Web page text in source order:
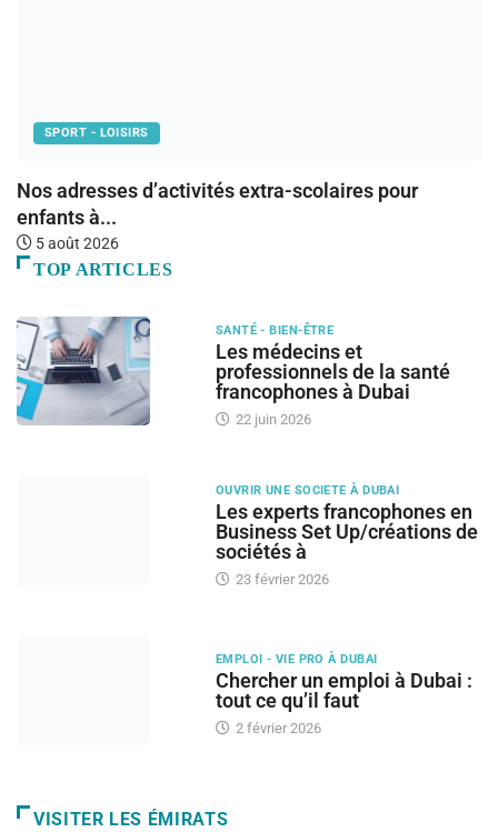
SPORT - LOISIRS
Nos adresses d’activités extra-scolaires pour
enfants à...
5 août 2026
TOP ARTICLES
SANTÉ - BIEN-ÊTRE
Les médecins et
professionnels de la santé
francophones à Dubai
22 juin 2026
OUVRIR UNE SOCIETE À DUBAI
Les experts francophones en
Business Set Up/créations de
sociétés à
23 février 2026
EMPLOI - VIE PRO À DUBAI
Chercher un emploi à Dubai :
tout ce qu’il faut
2 février 2026
VISITER LES ÉMIRATS